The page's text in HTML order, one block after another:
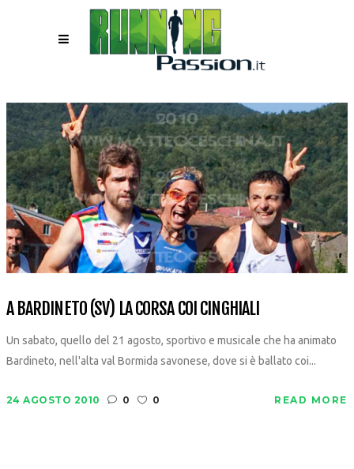
A BARDINETO (SV) LA CORSA COI CINGHIALI
Un sabato, quello del 21 agosto, sportivo e musicale che ha animato
Bardineto, nell'alta val Bormida savonese, dove si è ballato coi...
24 AGOSTO 2010 0 0 READ MORE